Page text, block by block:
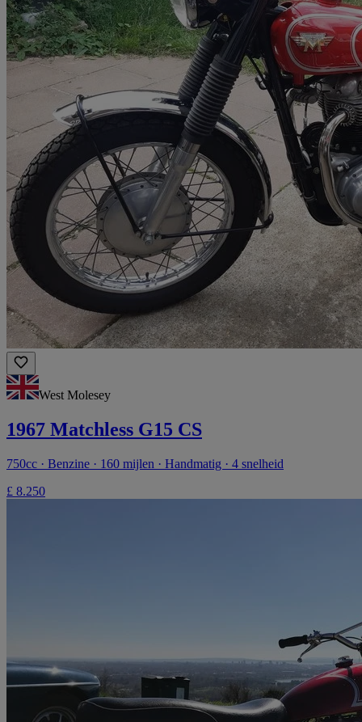
West Molesey
1967 Matchless G15 CS
750cc · Benzine · 160 mijlen · Handmatig · 4 snelheid
£ 8.250